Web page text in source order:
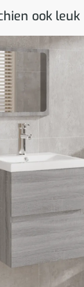
ook leuk